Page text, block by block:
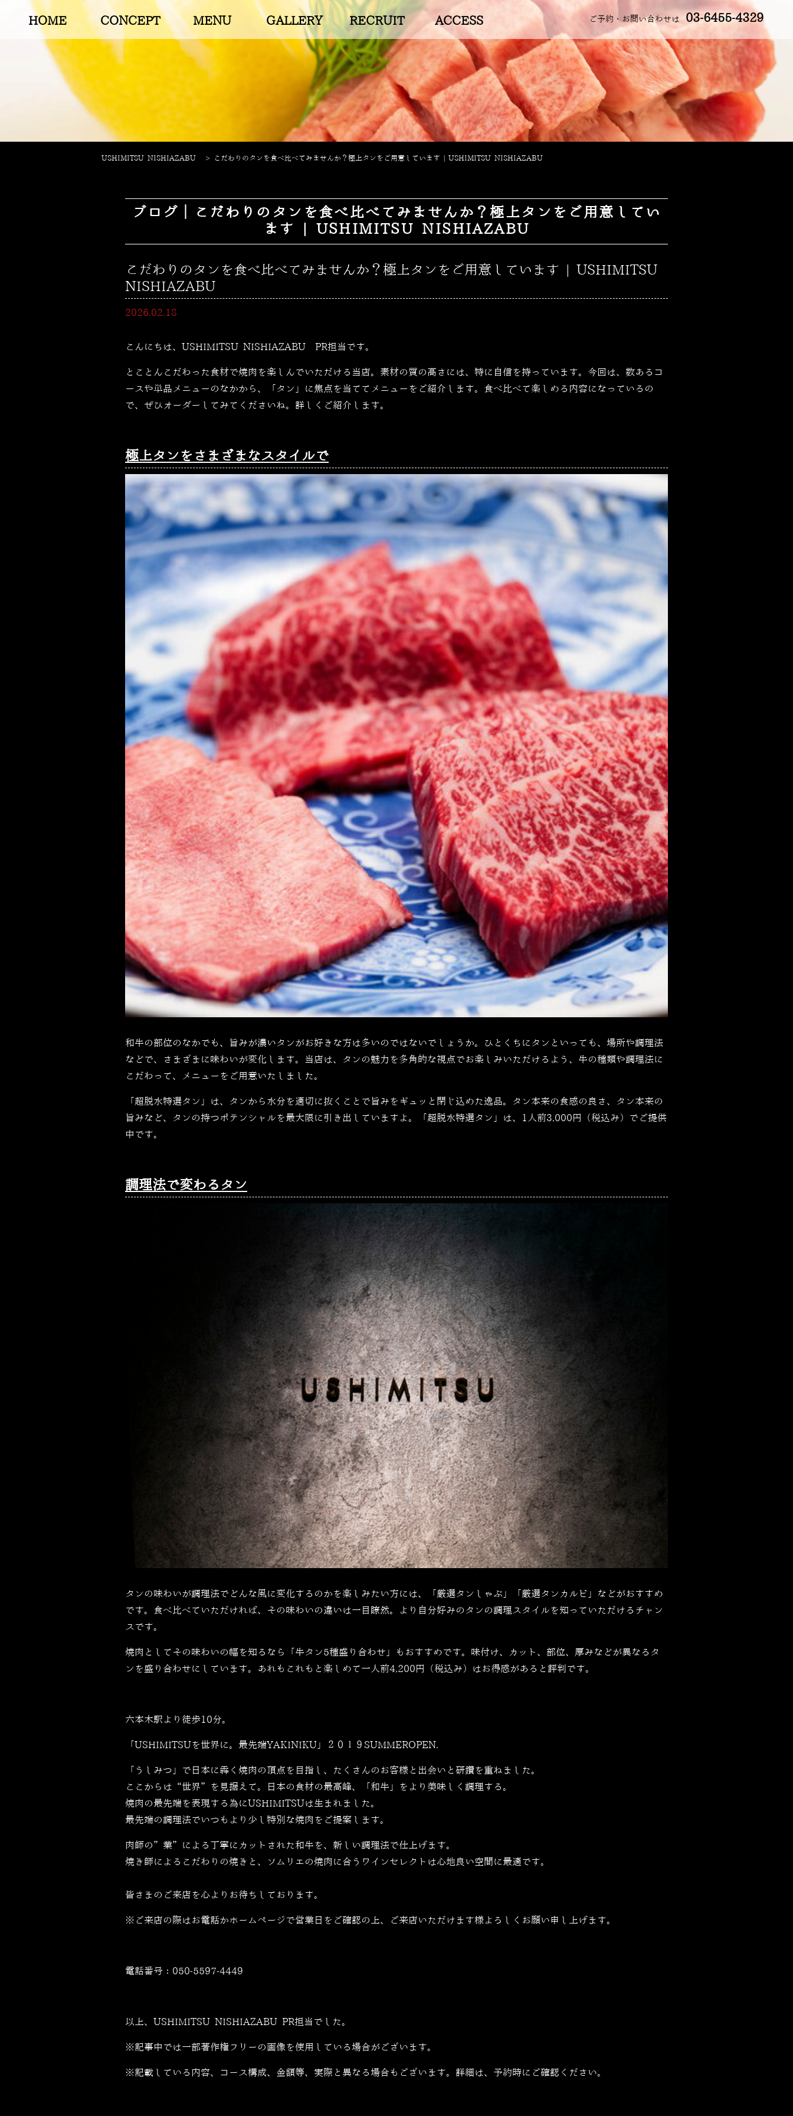
HOME CONCEPT MENU GALLERY RECRUIT ACCESS ご予約・お問い合わせは 03-6455-4329
USHIMITSU NISHIAZABU > こだわりのタンを食べ比べてみませんか？極上タンをご用意しています | USHIMITSU NISHIAZABU
ブログ｜こだわりのタンを食べ比べてみませんか？極上タンをご用意してい
ます | USHIMITSU NISHIAZABU
こだわりのタンを食べ比べてみませんか？極上タンをご用意しています | USHIMITSU
NISHIAZABU
2026.02.18
こんにちは、USHIMITSU NISHIAZABU PR担当です。
とことんこだわった食材で焼肉を楽しんでいただける当店。素材の質の高さには、特に自信を持っています。今回は、数あるコ
ースや単品メニューのなかから、「タン」に焦点を当ててメニューをご紹介します。食べ比べて楽しめる内容になっているの
で、ぜひオーダーしてみてくださいね。詳しくご紹介します。
極上タンをさまざまなスタイルで
和牛の部位のなかでも、旨みが濃いタンがお好きな方は多いのではないでしょうか。ひとくちにタンといっても、場所や調理法
などで、さまざまに味わいが変化します。当店は、タンの魅力を多角的な視点でお楽しみいただけるよう、牛の種類や調理法に
こだわって、メニューをご用意いたしました。
「超脱水特選タン」は、タンから水分を適切に抜くことで旨みをギュッと閉じ込めた逸品。タン本来の食感の良さ、タン本来の
旨みなど、タンの持つポテンシャルを最大限に引き出していますよ。「 超脱水特選タン」は、1人前3,000円（税込み）でご提供
中です。
調理法で変わるタン
タンの味わいが調理法でどんな風に変化するのかを楽しみたい方には、「厳選タンしゃぶ」「厳選タンカルビ」などがおすすめ
です。食べ比べていただければ、その味わいの違いは一目瞭然。より自分好みのタンの調理スタイルを知っていただけるチャン
スです。
焼肉としてその味わいの幅を知るなら「 牛タン5種盛り合わせ」もおすすめです。味付け、カット、部位、厚みなどが異なるタ
ンを盛り合わせにしています。あれもこれもと楽しめて一人前4,200円（税込み）はお得感があると評判です。
六本木駅より徒歩10分。
「USHIMITSUを世界に。最先端YAKINIKU」２０１９SUMMEROPEN.
「うしみつ」で日本に犇く焼肉の頂点を目指し、たくさんのお客様と出会いと研鑽を重ねました。
ここからは“世界”を見据えて。日本の食材の最高峰、「和牛」をより美味しく調理する。
焼肉の最先端を表現する為にUSHIMITSUは生まれました。
最先端の調理法でいつもより少し特別な焼肉をご提案します。
肉師の”業”による丁寧にカットされた和牛を、新しい調理法で仕上げます。
焼き師によるこだわりの焼きと、ソムリエの焼肉に合うワインセレクトは心地良い空間に最適です。
皆さまのご来店を心よりお待ちしております。
※ご来店の際はお電話かホームページで営業日をご確認の上、ご来店いただけます様よろしくお願い申し上げます。
電話番号： 050-5597-4449
以上、USHIMITSU NISHIAZABU PR担当でした。
※記事中では一部著作権フリーの画像を使用している場合がございます。
※記載している内容、コース構成、金額等、実際と異なる場合もございます。詳細は、予約時にご確認ください。